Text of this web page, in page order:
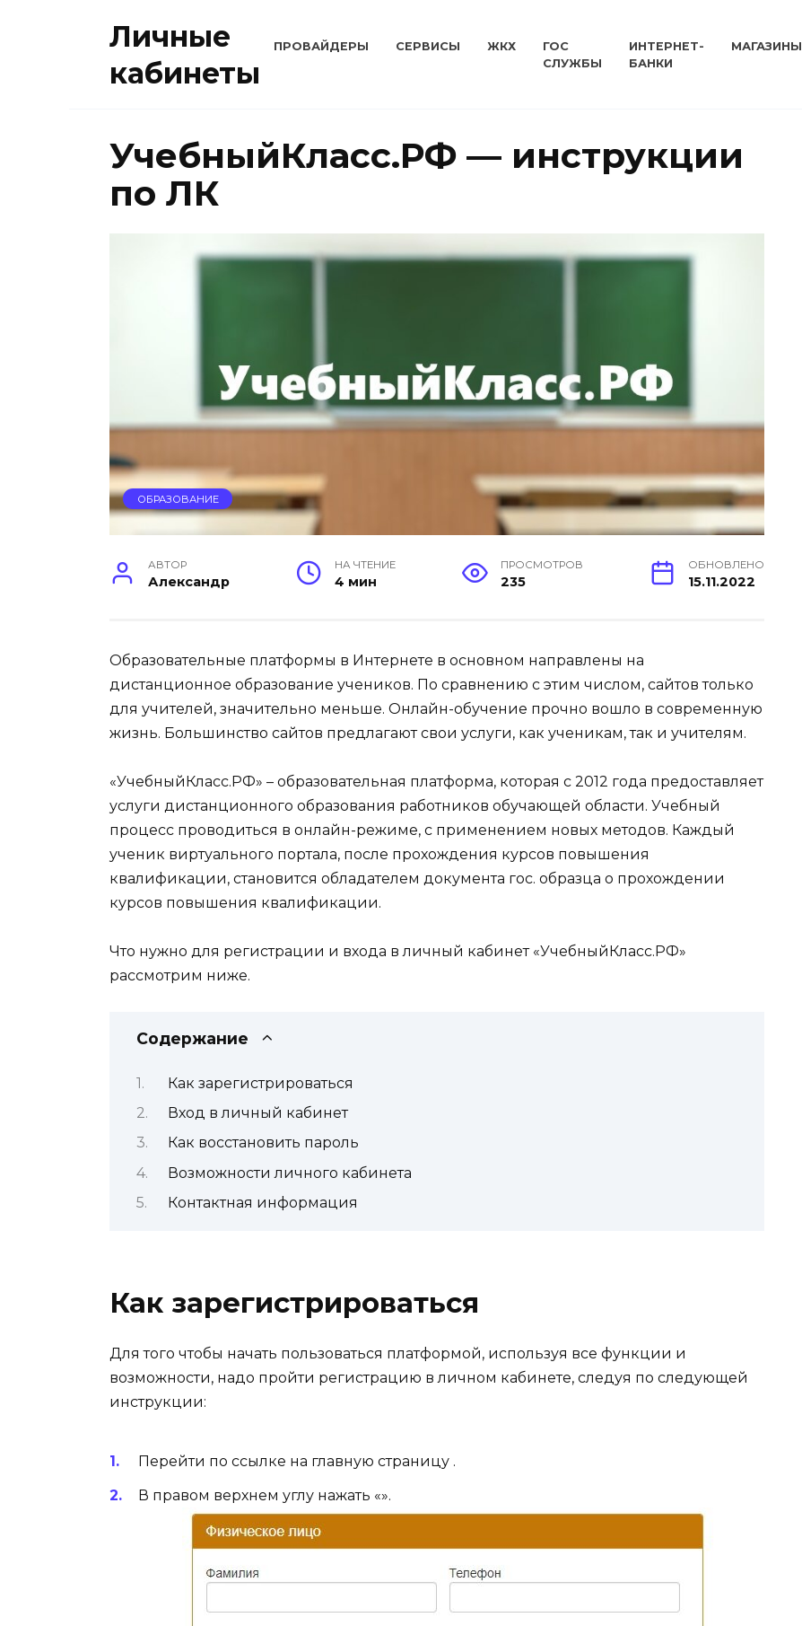
Личные
кабинеты
ПРОВАЙДЕРЫ СЕРВИСЫ ЖКХ
ГОС
СЛУЖБЫ
ИНТЕРНЕТ-
БАНКИ
МАГАЗИНЫ
УчебныйКласс.РФ — инструкции
по ЛК
ОБРАЗОВАНИЕ
АВТОР
Александр
НА ЧТЕНИЕ
4 мин
ПРОСМОТРОВ
235
ОБНОВЛЕНО
15.11.2022
Образовательные платформы в Интернете в основном направлены на
дистанционное образование учеников. По сравнению с этим числом, сайтов только
для учителей, значительно меньше. Онлайн-обучение прочно вошло в современную
жизнь. Большинство сайтов предлагают свои услуги, как ученикам, так и учителям.
«УчебныйКласс.РФ» – образовательная платформа, которая с 2012 года предоставляет
услуги дистанционного образования работников обучающей области. Учебный
процесс проводиться в онлайн-режиме, с применением новых методов. Каждый
ученик виртуального портала, после прохождения курсов повышения
квалификации, становится обладателем документа гос. образца о прохождении
курсов повышения квалификации.
Что нужно для регистрации и входа в личный кабинет «УчебныйКласс.РФ»
рассмотрим ниже.
Содержание
Как зарегистрироваться
Вход в личный кабинет
Как восстановить пароль
Возможности личного кабинета
Контактная информация
Как зарегистрироваться
Для того чтобы начать пользоваться платформой, используя все функции и
возможности, надо пройти регистрацию в личном кабинете, следуя по следующей
инструкции:
Перейти по ссылке на главную страницу .
В правом верхнем углу нажать «».